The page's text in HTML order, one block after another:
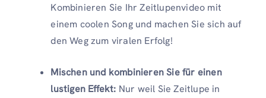
Kombinieren Sie Ihr Zeitlupenvideo mit
einem coolen Song und machen Sie sich auf
den Weg zum viralen Erfolg!
Mischen und kombinieren Sie für einen
lustigen Effekt: Nur weil Sie Zeitlupe in